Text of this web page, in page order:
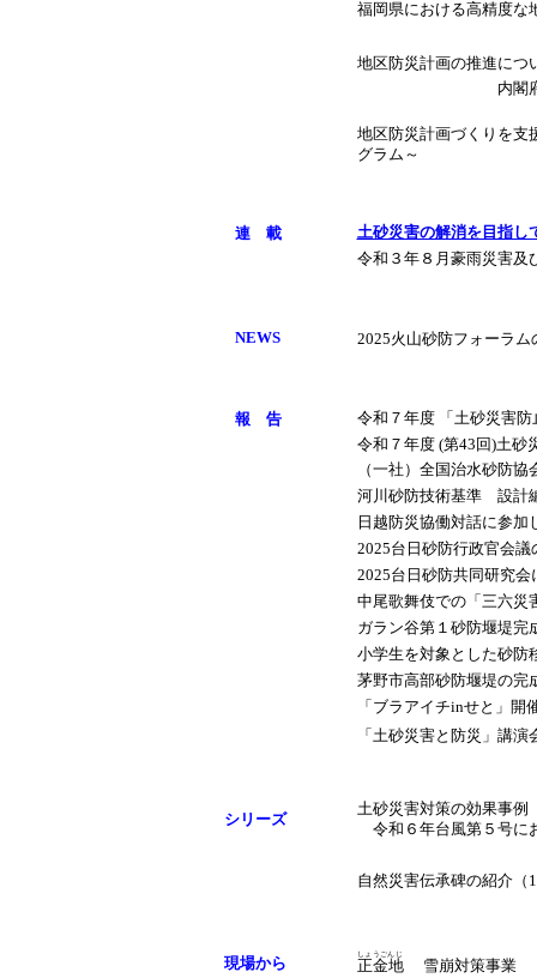
福岡県における高精度な
地区防災計画の推進につ
内閣
地区防災計画づくりを支
グラム～
連 載
土砂災害の解消を目指し
令和３年８月豪雨災害及
NEWS 2025火山砂防フォーラム
報 告
令和７年度 「土砂災害
令和７年度 (第43回)土砂
（一社）全国治水砂防
河川砂防技術基準 設計
日越防災協働対話に参加
2025台日砂防行政官会議
2025台日砂防共同研究会
中尾歌舞伎での「三六災
ガラン谷第１砂防堰堤完
小学生を対象とした砂防
茅野市高部砂防堰堤の完
「ブラアイチinせと」開
「土砂災害と防災」講
シリーズ
土砂災害対策の効果事例
令和６年台風第５号に
自然災害伝承碑の紹介（
現場から 正金地
しょうごんじ
雪崩対策事業